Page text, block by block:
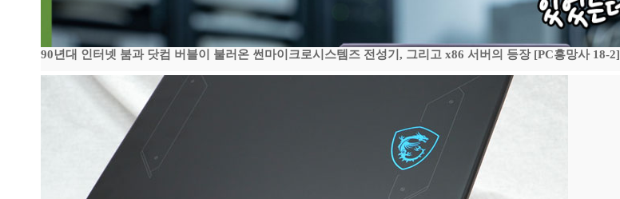
90년대 인터넷 붐과 닷컴 버블이 불러온 썬마이크로시스템즈 전성기, 그리고 x86 서버의 등장 [PC흥망사 18-2]